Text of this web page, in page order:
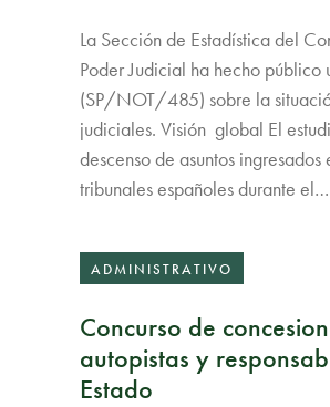
La Sección de Estadística del
Poder Judicial ha hecho público
(SP/NOT/485) sobre la
judiciales. Visión global El
descenso de asuntos
tribunales españoles durante el…
ADMINISTRATIVO
Concurso de
autopistas y
Estado